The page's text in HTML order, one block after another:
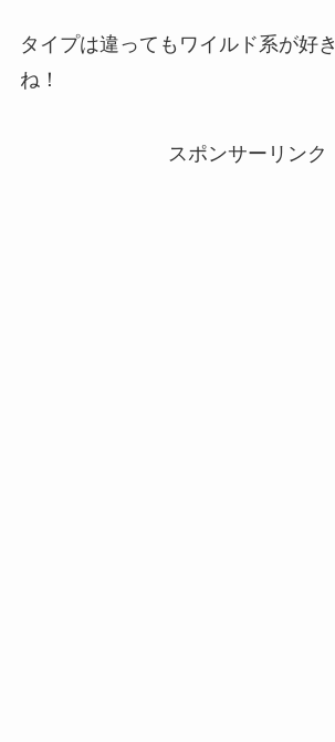
タイプは違ってもワイルド系が好
ね！
スポンサーリンク